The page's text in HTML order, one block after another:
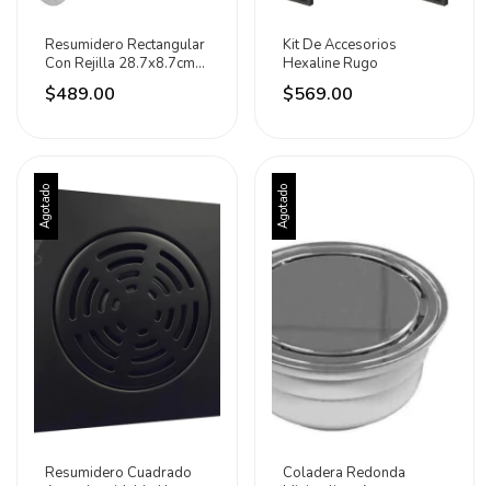
Resumidero Rectangular
Con Rejilla 28.7x8.7cm
Rugo
$489.00
Kit De Accesorios
Hexaline Rugo
$569.00
Agotado
Resumidero Cuadrado
Agotado
Coladera Redonda